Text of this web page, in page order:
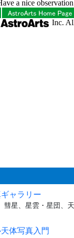
ャラリー
彗星、星雲・星団、
体写真入門